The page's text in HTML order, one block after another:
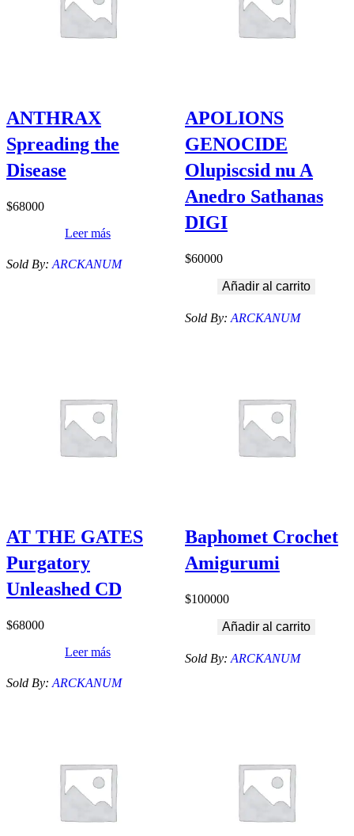
ANTHRAX
Spreading the
Disease
$68000
Leer más
Sold By: ARCKANUM
APOLIONS
GENOCIDE
Olupiscsid nu A
Anedro Sathanas
DIGI
$60000
Añadir al carrito
Sold By: ARCKANUM
AT THE GATES
Purgatory
Unleashed CD
$68000
Leer más
Sold By: ARCKANUM
Baphomet Crochet
Amigurumi
$100000
Añadir al carrito
Sold By: ARCKANUM